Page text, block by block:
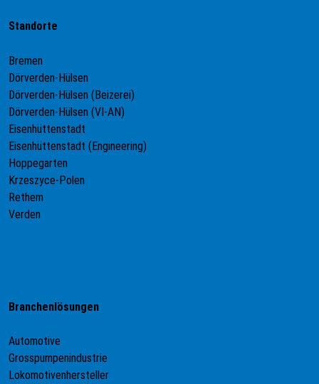
Standorte
Bremen
Dörverden-Hülsen
Dörverden-Hülsen (Beizerei)
Dörverden-Hülsen (VI-AN)
Eisenhüttenstadt
Eisenhüttenstadt (Engineering)
Hoppegarten
Krzeszyce-Polen
Rethem
Verden
Branchenlösungen
Automotive
Grosspumpenindustrie
Lokomotivenhersteller